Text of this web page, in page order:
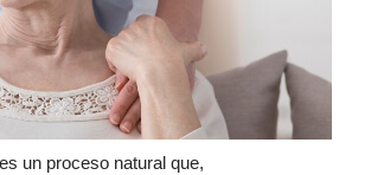
un proceso natural que,